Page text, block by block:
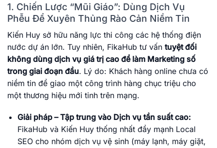
1. Chiến Lược “Mũi Giáo”: Dùng Dịch Vụ
Phễu Để Xuyên Thủng Rào Cản Niềm Tin
Kiến Huy sở hữu năng lực thi công các hệ thống điện
nước dự án lớn. Tuy nhiên, FikaHub tư vấn tuyệt đối
không dùng dịch vụ giá trị cao để làm Marketing số
trong giai đoạn đầu. Lý do: Khách hàng online chưa có
niềm tin để giao một công trình hàng chục triệu cho
một thương hiệu mới tinh trên mạng.
Giải pháp – Tập trung vào Dịch vụ tần suất cao:
FikaHub và Kiến Huy thống nhất đẩy mạnh Local
SEO cho nhóm dịch vụ vệ sinh (máy lạnh, máy giặt,